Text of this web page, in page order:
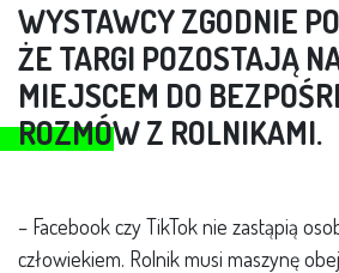
WYSTAWCY ZGODNIE
ŻE TARGI POZOSTAJĄ
MIEJSCEM DO
ROZMÓW Z ROLNIKAMI.
– Facebook czy TikTok nie zastąpią
człowiekiem. Rolnik musi maszynę